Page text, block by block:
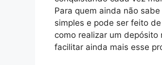
Para quem ainda não
simples e pode ser feito
como realizar um
facilitar ainda mais esse